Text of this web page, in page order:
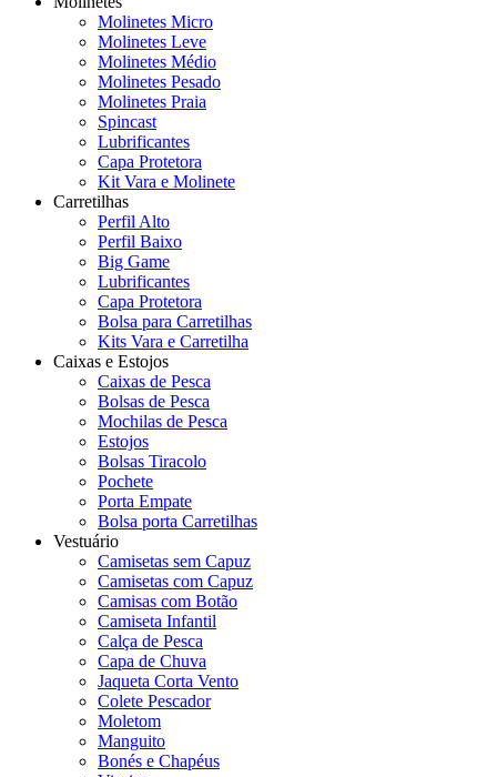
Molinetes Micro
Molinetes Leve
Molinetes Médio
Molinetes Pesado
Molinetes Praia
Spincast
Lubrificantes
Capa Protetora
Kit Vara e Molinete
Carretilhas
Perfil Alto
Perfil Baixo
Big Game
Lubrificantes
Capa Protetora
Bolsa para Carretilhas
Kits Vara e Carretilha
Caixas e Estojos
Caixas de Pesca
Bolsas de Pesca
Mochilas de Pesca
Estojos
Bolsas Tiracolo
Pochete
Porta Empate
Bolsa porta Carretilhas
Vestuário
Camisetas sem Capuz
Camisetas com Capuz
Camisas com Botão
Camiseta Infantil
Calça de Pesca
Capa de Chuva
Jaqueta Corta Vento
Colete Pescador
Moletom
Manguito
Bonés e Chapéus